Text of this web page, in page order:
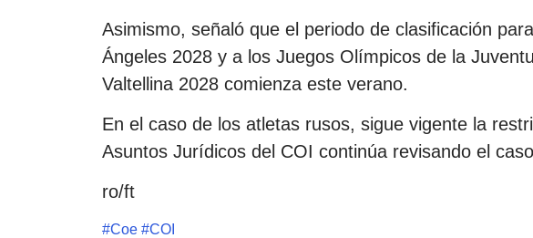
Asimismo, señaló que el periodo de clasificación
Ángeles 2028 y a los Juegos Olímpicos de la
Valtellina 2028 comienza este verano.
En el caso de los atletas rusos, sigue vigente la
Asuntos Jurídicos del COI continúa revisando el
ro/ft
#Coe #COI